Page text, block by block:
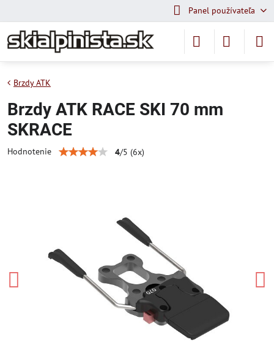
Panel používateľa
Brzdy ATK
Brzdy ATK RACE SKI 70 mm
SKRACE
Hodnotenie 4/5 (6x)